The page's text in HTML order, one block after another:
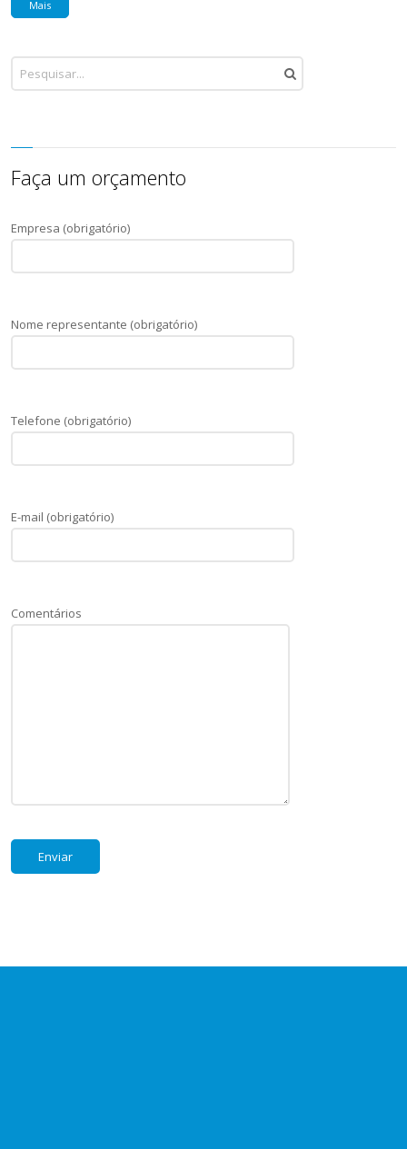
Mais
Faça um orçamento
Empresa (obrigatório)
Nome representante (obrigatório)
Telefone (obrigatório)
E-mail (obrigatório)
Comentários